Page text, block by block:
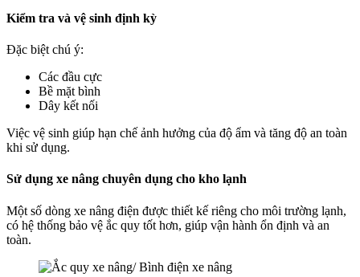
Kiểm tra và vệ sinh định kỳ
Đặc biệt chú ý:
Các đầu cực
Bề mặt bình
Dây kết nối
Việc vệ sinh giúp hạn chế ảnh hưởng của độ ẩm và tăng độ an toàn
khi sử dụng.
Sử dụng xe nâng chuyên dụng cho kho lạnh
Một số dòng xe nâng điện được thiết kế riêng cho môi trường lạnh,
có hệ thống bảo vệ ắc quy tốt hơn, giúp vận hành ổn định và an
toàn.